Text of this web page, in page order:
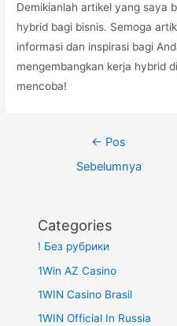
Demikianlah artikel yang saya
hybrid bagi bisnis. Semoga
informasi dan inspirasi bagi
mengembangkan kerja hybrid
mencoba!
← Pos
Sebelumnya
Categories
! Без рубрики
1Win AZ Casino
1WIN Casino Brasil
1WIN Official In Russia